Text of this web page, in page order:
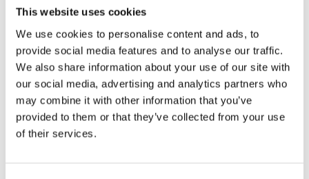
This website uses cookies
We use cookies to personalise content and ads, to
provide social media features and to analyse our traffic.
We also share information about your use of our site with
our social media, advertising and analytics partners who
may combine it with other information that you’ve
provided to them or that they’ve collected from your use
of their services.
1 995:-
KÖP KÖP